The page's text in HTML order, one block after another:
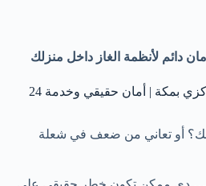
دائم لأنظمة الغاز داخل منزلك
شركة تمديد وصيانة الغاز المركزي بمكة | أمان حقيقي وخدمة 24
أو تعاني من ضعف في شعلة